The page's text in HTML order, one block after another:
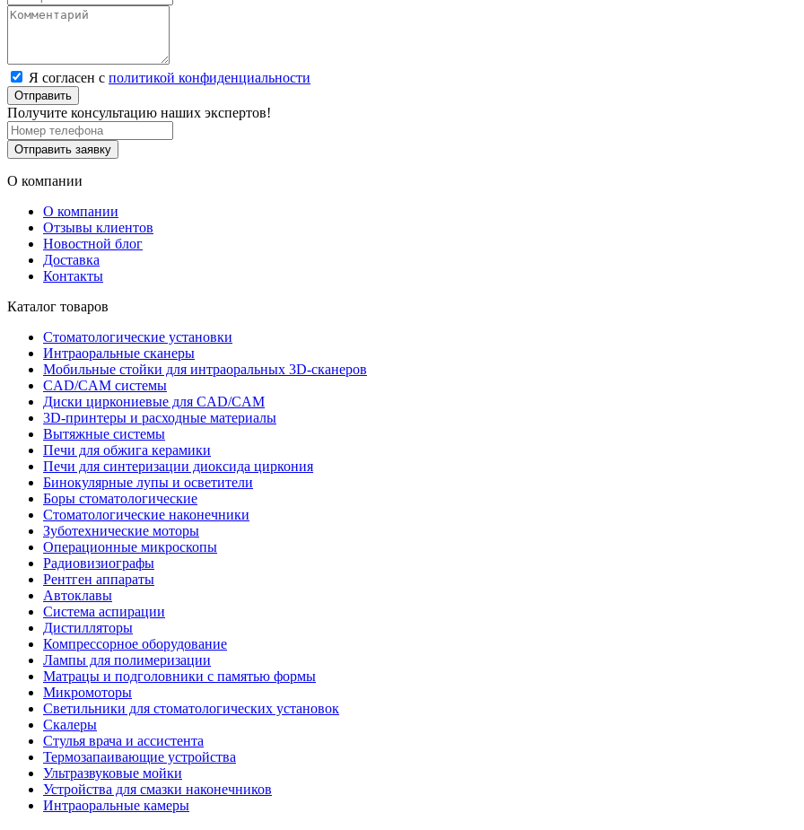
Я согласен с политикой конфиденциальности
Отправить
Получите консультацию наших экспертов!
Отправить заявку
О компании
О компании
Отзывы клиентов
Новостной блог
Доставка
Контакты
Каталог товаров
Стоматологические установки
Интраоральные сканеры
Мобильные стойки для интраоральных 3D-сканеров
CAD/CAM системы
Диски циркониевые для CAD/CAM
3D-принтеры и расходные материалы
Вытяжные системы
Печи для обжига керамики
Печи для синтеризации диоксида циркония
Бинокулярные лупы и осветители
Боры стоматологические
Стоматологические наконечники
Зуботехнические моторы
Операционные микроскопы
Радиовизиографы
Рентген аппараты
Автоклавы
Система аспирации
Дистилляторы
Компрессорное оборудование
Лампы для полимеризации
Матрацы и подголовники с памятью формы
Микромоторы
Светильники для стоматологических установок
Скалеры
Стулья врача и ассистента
Термозапаивающие устройства
Ультразвуковые мойки
Устройства для смазки наконечников
Интраоральные камеры